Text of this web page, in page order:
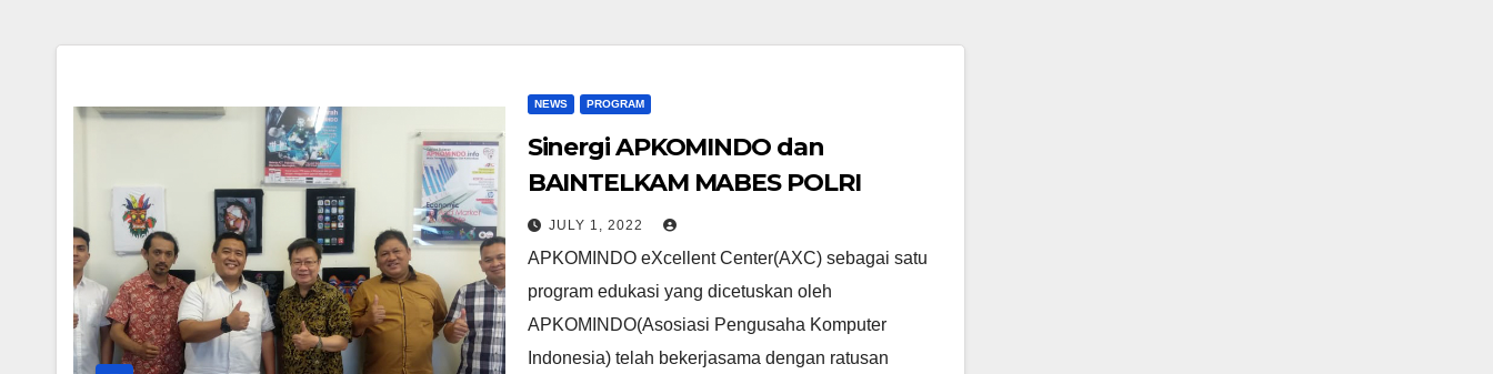
NEWS PROGRAM
Sinergi APKOMINDO dan
BAINTELKAM MABES POLRI
JULY 1, 2022
APKOMINDO eXcellent Center(AXC) sebagai satu
program edukasi yang dicetuskan oleh
APKOMINDO(Asosiasi Pengusaha Komputer
Indonesia) telah bekerjasama dengan ratusan